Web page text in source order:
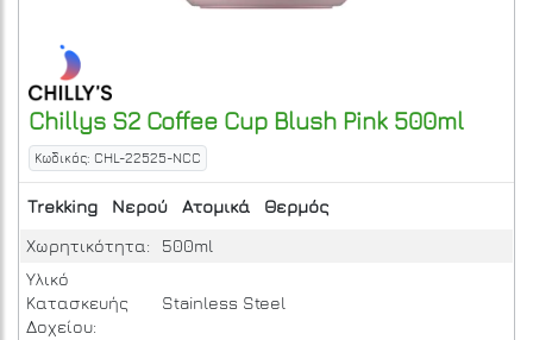
Chillys S2 Coffee Cup Blush Pink 500ml
Κωδικός: CHL-22525-NCC
Trekking Νερού Ατομικά
Θερμός
Χωρητικότητα:
500ml
Υλικό
Κατασκευής
Δοχείου:
Stainless Steel